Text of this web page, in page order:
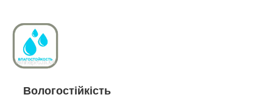
Вологостійкість